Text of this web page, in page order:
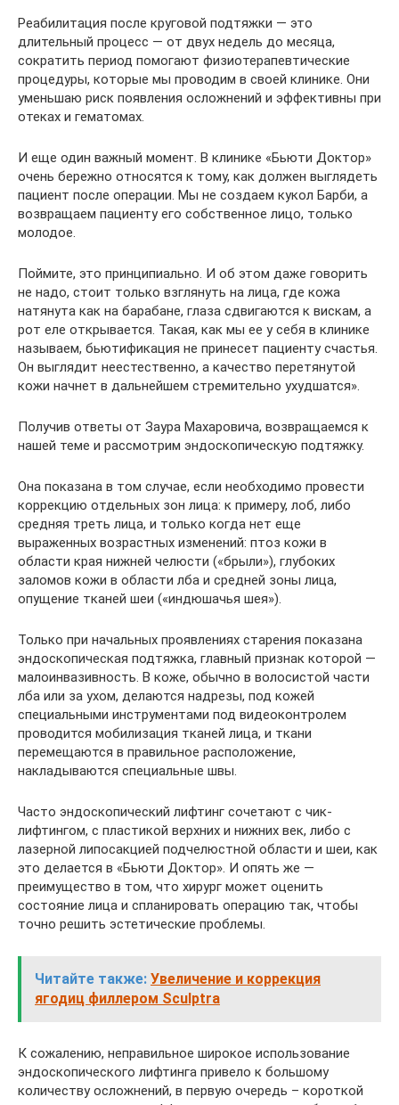
Реабилитация после круговой подтяжки — это
длительный процесс — от двух недель до месяца,
сократить период помогают физиотерапевтические
процедуры, которые мы проводим в своей клинике. Они
уменьшаю риск появления осложнений и эффективны при
отеках и гематомах.
И еще один важный момент. В клинике «Бьюти Доктор»
очень бережно относятся к тому, как должен выглядеть
пациент после операции. Мы не создаем кукол Барби, а
возвращаем пациенту его собственное лицо, только
молодое.
Поймите, это принципиально. И об этом даже говорить
не надо, стоит только взглянуть на лица, где кожа
натянута как на барабане, глаза сдвигаются к вискам, а
рот еле открывается. Такая, как мы ее у себя в клинике
называем, бьютификация не принесет пациенту счастья.
Он выглядит неестественно, а качество перетянутой
кожи начнет в дальнейшем стремительно ухудшатся».
Получив ответы от Заура Махаровича, возвращаемся к
нашей теме и рассмотрим эндоскопическую подтяжку.
Она показана в том случае, если необходимо провести
коррекцию отдельных зон лица: к примеру, лоб, либо
средняя треть лица, и только когда нет еще
выраженных возрастных изменений: птоз кожи в
области края нижней челюсти («брыли»), глубоких
заломов кожи в области лба и средней зоны лица,
опущение тканей шеи («индюшачья шея»).
Только при начальных проявлениях старения показана
эндоскопическая подтяжка, главный признак которой —
малоинвазивность. В коже, обычно в волосистой части
лба или за ухом, делаются надрезы, под кожей
специальными инструментами под видеоконтролем
проводится мобилизация тканей лица, и ткани
перемещаются в правильное расположение,
накладываются специальные швы.
Часто эндоскопический лифтинг сочетают с чик-
лифтингом, с пластикой верхних и нижних век, либо с
лазерной липосакцией подчелюстной области и шеи, как
это делается в «Бьюти Доктор». И опять же —
преимущество в том, что хирург может оценить
состояние лица и спланировать операцию так, чтобы
точно решить эстетические проблемы.
Читайте также: Увеличение и коррекция
ягодиц филлером Sculptra
К сожалению, неправильное широкое использование
эндоскопического лифтинга привело к большому
количеству осложнений, в первую очередь – короткой